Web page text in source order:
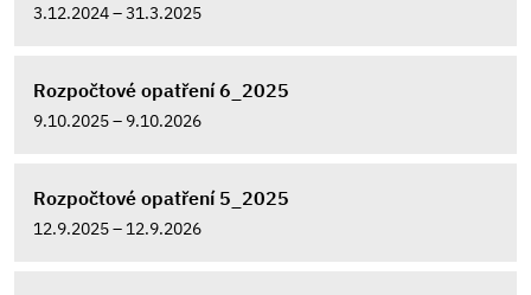
3.12.2024 – 31.3.2025
Rozpočtové opatření 6_2025
9.10.2025 – 9.10.2026
Rozpočtové opatření 5_2025
12.9.2025 – 12.9.2026